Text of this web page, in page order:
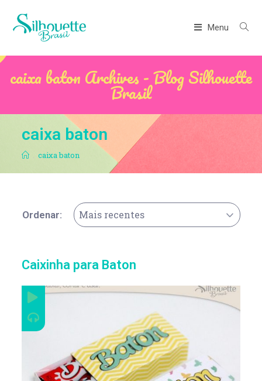
Menu
caixa baton Archives - Blog Silhouette
Brasil
caixa baton
. caixa baton
Ordenar: Mais recentes
Caixinha para Baton